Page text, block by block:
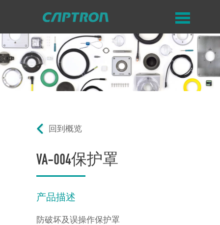
回到概览
VA-004保护罩
产品描述
防破坏及误操作保护罩